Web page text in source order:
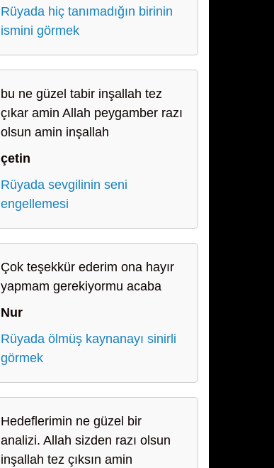
Rüyada hiç tanımadığın birinin
ismini görmek
bu ne güzel tabir inşallah tez
çıkar amin Allah peygamber razı
olsun amin inşallah
çetin
Rüyada sevgilinin seni
engellemesi
Çok teşekkür ederim ona hayır
yapmam gerekiyormu acaba
Nur
Rüyada ölmüş kaynanayı sinirli
görmek
Hedeflerimin ne güzel bir
analizi. Allah sizden razı olsun
inşallah tez çıksın amin